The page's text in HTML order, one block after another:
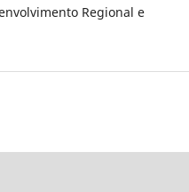
Regional e